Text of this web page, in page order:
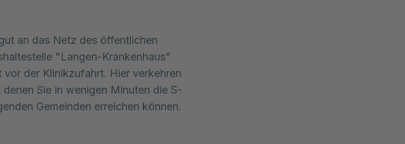
an das Netz des öffentlichen
"Langen-Krankenhaus"
der Klinikzufahrt. Hier verkehren
Sie in wenigen Minuten die S-
Gemeinden erreichen können.